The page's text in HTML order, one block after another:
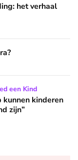
Geeske Zijp
het verhaal
in Zuid-Soedan
een Kind
kunnen kinderen
zijn”